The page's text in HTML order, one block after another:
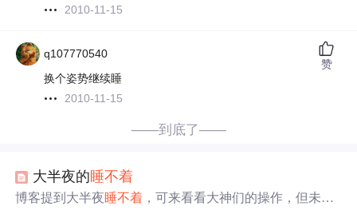
2010-11-15
q107770540
换个姿势继续睡
2010-11-15
赞
——到底了——
大半夜的睡不着
博客提到大半夜睡不着 ，可来看看大神们的操作，但未明